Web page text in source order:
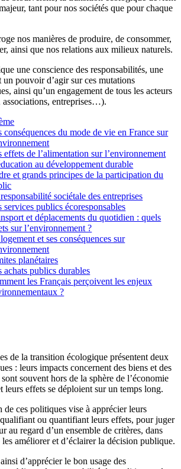
tant pour nos sociétés que pour chaque
nos manières de produire, de consommer,
ainsi que nos relations aux milieux naturels.
une conscience des responsabilités, une
un pouvoir d’agir sur ces mutations
ainsi qu’un engagement de tous les acteurs
associations, entreprises…).
conséquences du mode de vie en France sur
effets de l’alimentation sur l’environnement
au développement durable
et grands principes de la participation du
sociétale des entreprises
services publics écoresponsables
et déplacements du quotidien : quels
sur l’environnement ?
et ses conséquences sur
planétaires
achats publics durables
les Français perçoivent les enjeux
?
de la transition écologique présentent deux
: leurs impacts concernent des biens et des
souvent hors de la sphère de l’économie
leurs effets se déploient sur un temps long.
de ces politiques vise à apprécier leurs
ou quantifiant leurs effets, pour juger
au regard d’un ensemble de critères, dans
améliorer et d’éclairer la décision publique.
d’apprécier le bon usage des